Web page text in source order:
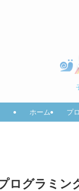
ホーム プ
ログラミン